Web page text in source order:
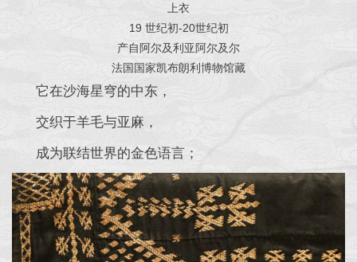
上衣
19 世纪初-20世纪初
产自阿尔及利亚阿尔及尔
法国国家凯布朗利博物馆藏
它在沙海星穹的中东，
交织于羊毛与亚麻，
成为联结世界的金色语言；